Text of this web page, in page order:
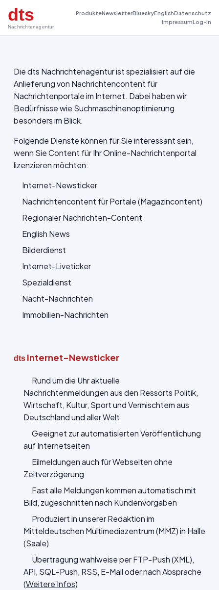
dts
Nachrichtenagentur
ProdukteNewsletterBlueskyEnglishDatenschutz
ImpressumLog-In
Die dts Nachrichtenagentur ist spezialisiert auf die
Anlieferung von Nachrichtencontent für
Nachrichtenportale im Internet. Dabei haben wir
Bedürfnisse wie Suchmaschinenoptimierung
besonders im Blick.
Folgende Dienste können für Sie interessant sein,
wenn Sie Content für Ihr Online-Nachrichtenportal
lizenzieren möchten:
Internet-Newsticker
Nachrichtencontent für Portale (Magazincontent)
Regionaler Nachrichten-Content
English News
Bilderdienst
Internet-Liveticker
Spezialdienst
Nacht-Nachrichten
Immobilien-Nachrichten
dts Internet-Newsticker
Rund um die Uhr aktuelle
Nachrichtenmeldungen aus den Ressorts Politik,
Wirtschaft, Kultur, Sport und Vermischtem aus
Deutschland und aller Welt
Geeignet zur automatisierten Veröffentlichung
auf Internetseiten
Eilmeldungen auch für Webseiten ohne
Zeitverzögerung
Fast alle Meldungen kommen automatisch mit
Bild, zugeschnitten nach Kundenvorgaben
Produziert in unserer Redaktion im
Mitteldeutschen Multimediazentrum (MMZ) in Halle
(Saale)
Übertragung wahlweise per FTP-Push (XML),
API, SQL-Push, RSS, E-Mail oder nach Absprache
(Weitere Infos)